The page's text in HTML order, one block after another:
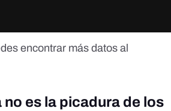
encontrar más datos al
no es la picadura de los